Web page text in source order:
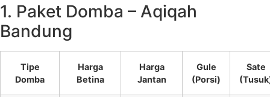
1. Paket Domba – Aqiqah
Bandung
Tipe
Domba
Harga
Betina
Harga
Jantan
Gule
(Porsi)
Sate